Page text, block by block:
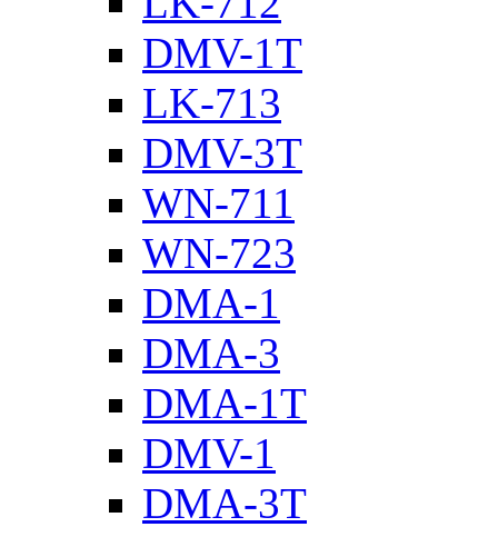
DMV-1T
LK-713
DMV-3T
WN-711
WN-723
DMA-1
DMA-3
DMA-1T
DMV-1
DMА-3T